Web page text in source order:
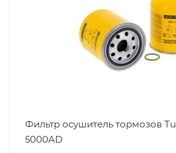
Фильтр осушитель тормозов
5000AD